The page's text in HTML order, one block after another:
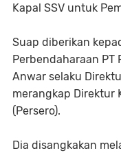
Kapal SSV untuk
Suap diberikan
Perbendaharaan PT
Anwar selaku
merangkap Direktur
(Persero).
Dia disangkakan